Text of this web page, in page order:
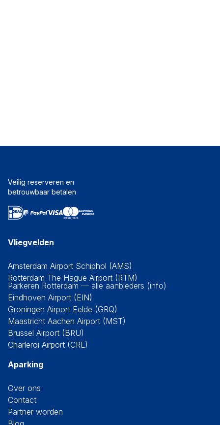
Veilig reserveren en
betrouwbaar betalen
Vliegvelden
Amsterdam Airport Schiphol (AMS)
Rotterdam The Hague Airport (RTM)
Parkeren Rotterdam — alle aanbieders (info)
Eindhoven Airport (EIN)
Groningen Airport Eelde (GRQ)
Maastricht Aachen Airport (MST)
Brussel Airport (BRU)
Charleroi Airport (CRL)
Aparking
Over ons
Contact
Partner worden